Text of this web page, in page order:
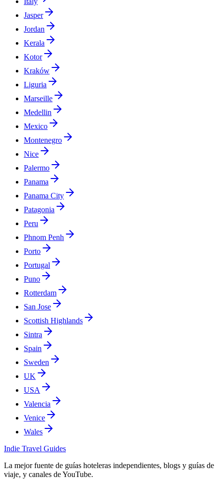
Jasper
Jordan
Kerala
Kotor
Kraków
Liguria
Marseille
Medellin
Mexico
Montenegro
Nice
Palermo
Panama
Panama City
Patagonia
Peru
Phnom Penh
Porto
Portugal
Puno
Rotterdam
San Jose
Scottish Highlands
Sintra
Spain
Sweden
UK
USA
Valencia
Venice
Wales
Indie Travel Guides
La mejor fuente de guías hoteleras independientes, blogs y guías de
viaje, y canales de YouTube.